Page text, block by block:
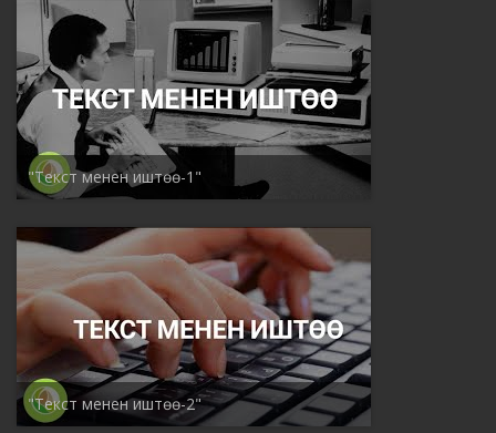
"Текст менен иштөө-1"
"Текст менен иштөө-2"